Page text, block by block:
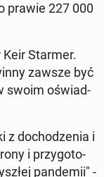
prawie 227 000
Starmer.
zawsze być
swoim oświad­
z do­cho­dze­nia i
i przy­go­to­
pan­de­mii" -